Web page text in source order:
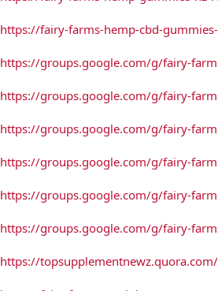
https://fairy-farms-hemp-cbd-
https://groups.google.com/g/fairy-
https://groups.google.com/g/fairy-
https://groups.google.com/g/fairy-
https://groups.google.com/g/fairy-
https://groups.google.com/g/fairy-
https://groups.google.com/g/fairy-
https://